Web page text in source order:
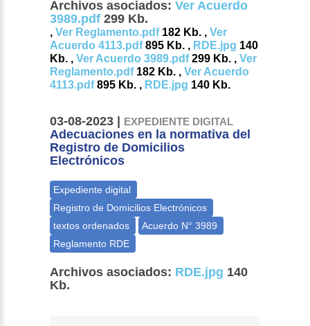
Archivos asociados: Ver Acuerdo
3989.pdf 299 Kb.
,Ver Reglamento.pdf182 Kb. ,Ver
Acuerdo 4113.pdf895 Kb. , RDE.jpg 140
Kb. ,Ver Acuerdo 3989.pdf299 Kb. ,Ver
Reglamento.pdf182 Kb. ,Ver Acuerdo
4113.pdf895 Kb. , RDE.jpg 140 Kb.
03-08-2023 | EXPEDIENTE DIGITAL
Adecuaciones en la normativa del
Registro de Domicilios
Electrónicos
Archivos asociados: RDE.jpg 140
Kb.